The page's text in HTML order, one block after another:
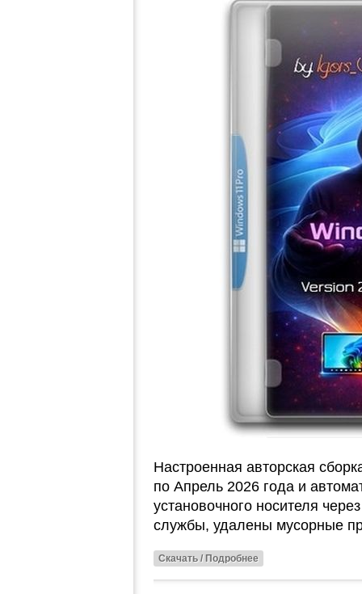
Настроенная авторская
по Апрель 2026 года и
установочного носителя
службы, удалены мусорные
Скачать / Подробнее